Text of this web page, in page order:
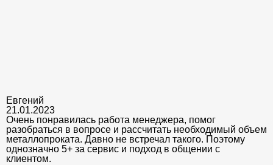
Евгений
21.01.2023
Очень понравилась работа менеджера, помог
разобраться в вопросе и рассчитать необходимый объем
металлопроката. Давно не встречал такого. Поэтому
однозначно 5+ за сервис и подход в общении с
клиентом.